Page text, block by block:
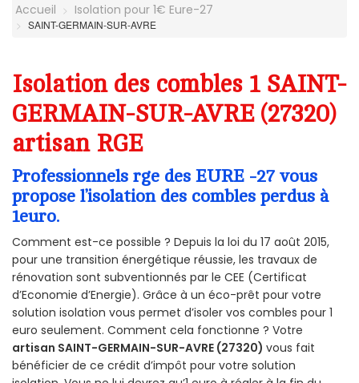
Accueil Isolation pour 1€ Eure-27
SAINT-GERMAIN-SUR-AVRE
Isolation des combles 1 SAINT-
GERMAIN-SUR-AVRE (27320)
artisan RGE
Professionnels rge des EURE -27 vous
propose l’isolation des combles perdus à
1euro.
Comment est-ce possible ? Depuis la loi du 17 août 2015,
pour une transition énergétique réussie, les travaux de
rénovation sont subventionnés par le CEE (Certificat
d’Economie d’Energie). Grâce à un éco-prêt pour votre
solution isolation vous permet d’isoler vos combles pour 1
euro seulement. Comment cela fonctionne ? Votre
artisan SAINT-GERMAIN-SUR-AVRE (27320) vous fait
bénéficier de ce crédit d’impôt pour votre solution